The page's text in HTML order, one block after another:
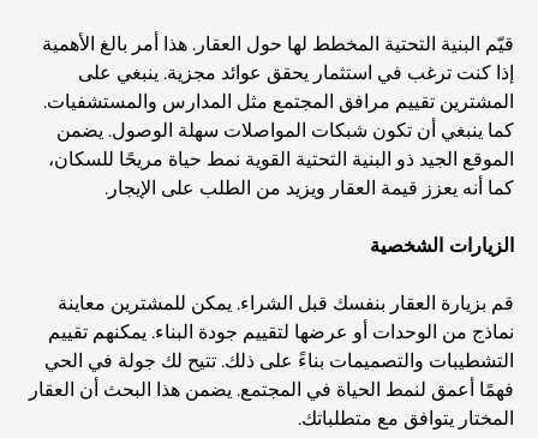
نادي شاطئ العائلة في دبي: حيث يلتقي المرح بالاسترخاء
أفضل مدارس البكالوريا الدولية في دبي: دليل شامل لأولياء
الأمور
مطعم دار أوبرا دبي: حيث يلتقي الطعام الفاخر بالثقافة
أغلى ماركات البدلات التي تُعرّف مفهوم الخياطة الفاخرة
قيّم البنية التحتية المخطط لها حول العقار. هذا أمر بالغ الأهمية
إذا كنت ترغب في استثمار يحقق عوائد مجزية. ينبغي على
المشترين تقييم مرافق المجتمع مثل المدارس والمستشفيات.
كما ينبغي أن تكون شبكات المواصلات سهلة الوصول. يضمن
الموقع الجيد ذو البنية التحتية القوية نمط حياة مريحًا للسكان،
كما أنه يعزز قيمة العقار ويزيد من الطلب على الإيجار.
الزيارات الشخصية
قم بزيارة العقار بنفسك قبل الشراء. يمكن للمشترين معاينة
نماذج من الوحدات أو عرضها لتقييم جودة البناء. يمكنهم تقييم
التشطيبات والتصميمات بناءً على ذلك. تتيح لك جولة في الحي
فهمًا أعمق لنمط الحياة في المجتمع. يضمن هذا البحث أن العقار
المختار يتوافق مع متطلباتك.